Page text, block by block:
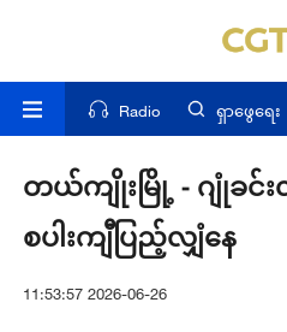
Radio ရှာဖွေရေး
တယ်ကျိုးမြို့ - ဂျုံခင်
စပါးကျီပြည့်လျှံနေ
11:53:57 2026-06-26